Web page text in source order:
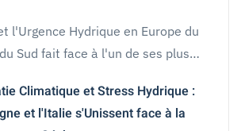
l'Urgence Hydrique en Europe du
du Sud fait face à l'un de ses plus…
Climatique et Stress Hydrique :
et l'Italie s'Unissent face à la